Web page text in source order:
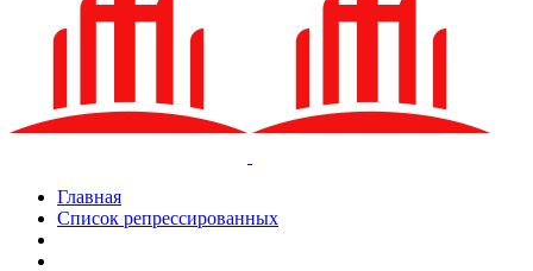
Главная
Список репрессированных